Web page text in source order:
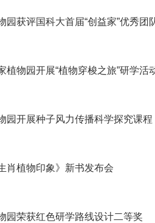
园获评国科大首届“创益家”优秀团
植物园开展“植物穿梭之旅”研学活
园开展种子风力传播科学探究课程
肖植物印象》新书发布会
园荣获红色研学路线设计二等奖